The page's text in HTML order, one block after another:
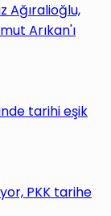
Ağıralioğlu,
Arıkan'ı
tarihi eşik
PKK tarihe